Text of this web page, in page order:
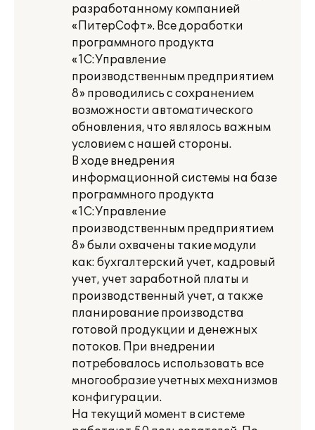
разработанному компанией
«ПитерСофт». Все доработки
программного продукта
«1С:Управление
производственным предприятием
8» проводились с сохранением
возможности автоматического
обновления, что являлось важным
условием с нашей стороны.
В ходе внедрения
информационной системы на базе
программного продукта
«1С:Управление
производственным предприятием
8» были охвачены такие модули
как: бухгалтерский учет, кадровый
учет, учет заработной платы и
производственный учет, а также
планирование производства
готовой продукции и денежных
потоков. При внедрении
потребовалось использовать все
многообразие учетных механизмов
конфигурации.
На текущий момент в системе